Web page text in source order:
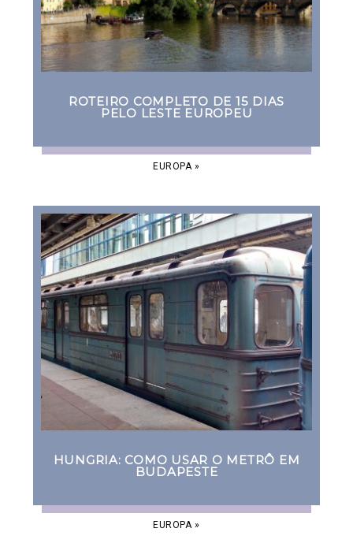
ROTEIRO COMPLETO DE 15 DIAS
PELO LESTE EUROPEU
EUROPA»
HUNGRIA: COMO USAR O METRÔ EM
BUDAPESTE
EUROPA»